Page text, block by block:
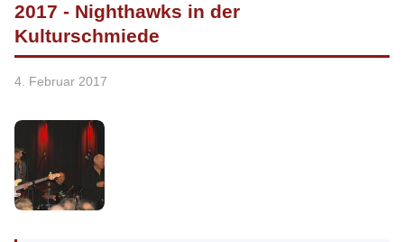
2017 - Nighthawks in der
Kulturschmiede
4. Februar 2017